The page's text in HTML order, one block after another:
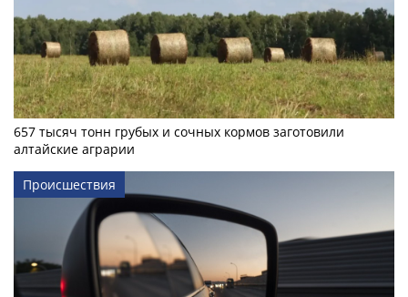
657 тысяч тонн грубых и сочных кормов заготовили
алтайские аграрии
Происшествия